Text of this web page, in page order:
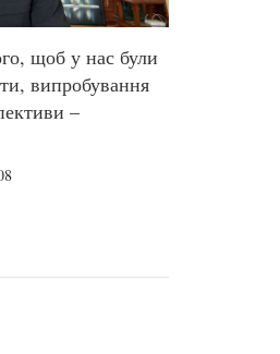
щоб у нас були
випробування
–